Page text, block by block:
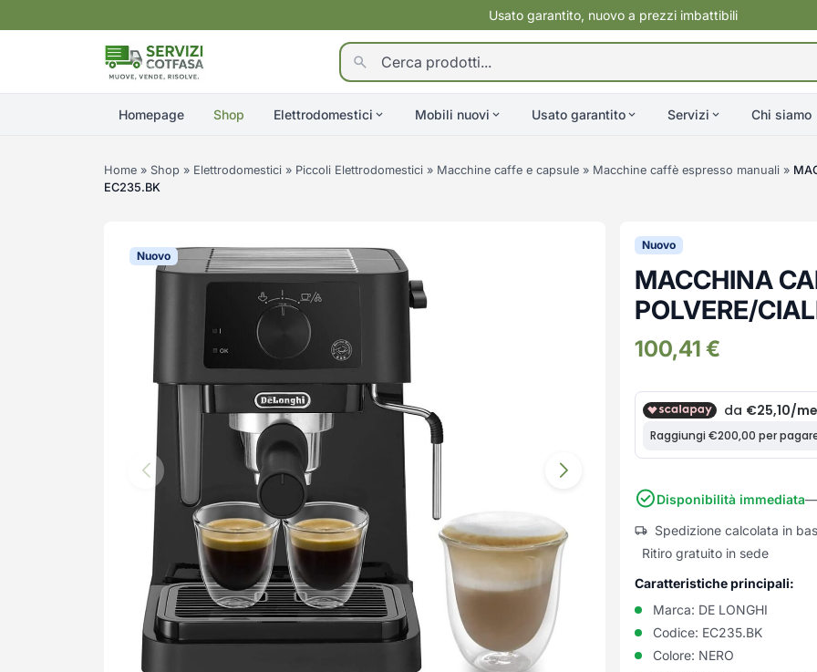
Usato garantito, nuovo a prezzi imbattibili
Homepage Shop Elettrodomestici Mobili nuovi Usato garantito Servizi Chi siamo
Home » Shop » Elettrodomestici » Piccoli Elettrodomestici » Macchine caffe e capsule » Macchine caffè espresso manuali »
EC235.BK
Nuovo
Nuovo
MACCHINA
POLVERE/
100,41 €
Disponibilità immediata—
Spedizione calcolata in
Ritiro gratuito in sede
Caratteristiche principali:
Marca: DE LONGHI
Codice: EC235.BK
Colore: NERO